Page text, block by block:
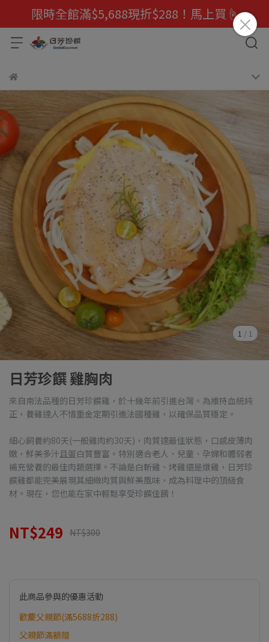
限時全館滿$5,688現折$288！馬上買☝️
1 / 1
日芳珍饌 雞胸肉
來自南法品種的日芳珍饌雞，於十幾年前引進台灣。為維持血統純
正，養雞達人不惜重金定期引進法國種雞，以確保品質穩定。
細心飼養約80天(一般雞肉約30天)，肉質達最佳狀態，口感皮薄肉
嫩，鮮美多汁且蛋白質豐富。特別適合老人、兒童、孕婦和體弱者
補充營養的最佳肉類選擇。不論是白斬雞、烤雞還是燉雞，日芳珍
饌雞都能完美展現其細緻肉質與鮮美風味，成為料理中的頂級食
材。現在，您也能在家中輕鬆享受珍饌佳餚！
NT$249 NT$300
此商品參與的優惠活動
歡慶父親節(滿5688折288)
父親節滿額贈